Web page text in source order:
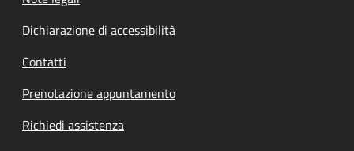
Dichiarazione di accessibilità
Contatti
Prenotazione appuntamento
Richiedi assistenza